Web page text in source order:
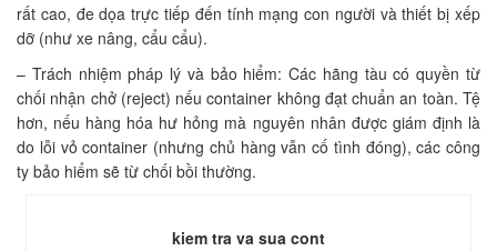
rất cao, đe dọa trực tiếp đến tính mạng con người và thiết bị xếp
dỡ (như xe nâng, cẩu cẩu).
– Trách nhiệm pháp lý và bảo hiểm: Các hãng tàu có quyền từ
chối nhận chở (reject) nếu container không đạt chuẩn an toàn. Tệ
hơn, nếu hàng hóa hư hỏng mà nguyên nhân được giám định là
do lỗi vỏ container (nhưng chủ hàng vẫn cố tình đóng), các công
ty bảo hiểm sẽ từ chối bồi thường.
kiem tra va sua cont